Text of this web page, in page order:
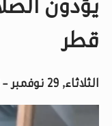
يؤدون
قطر
الثلاثاء, 29 نوفمبر - 2022